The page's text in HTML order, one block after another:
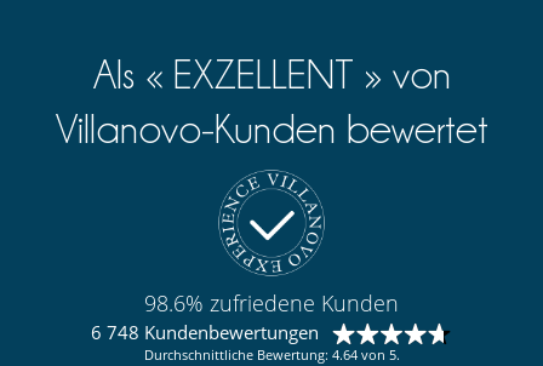
Als « EXZELLENT » von
Villanovo-Kunden bewertet
98.6% zufriedene Kunden
6 748 Kundenbewertungen
Durchschnittliche Bewertung: 4.64 von 5.